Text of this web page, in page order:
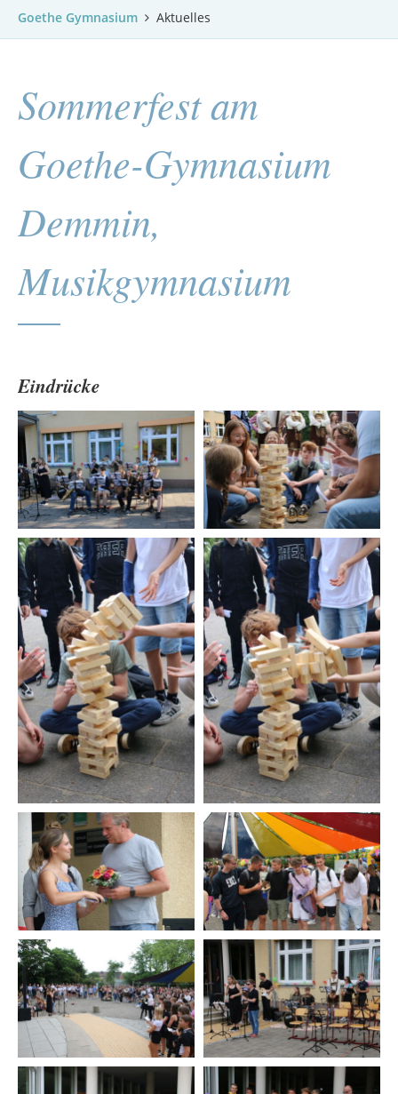
Goethe Gymnasium Aktuelles
Sommerfest am
Goethe-Gymnasium
Demmin,
Musikgymnasium
Eindrücke